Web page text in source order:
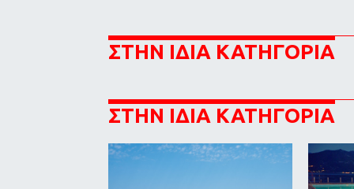
ΣΤΗΝ ΙΔΙΑ ΚΑΤΗΓΟΡΙΑ
ΣΤΗΝ ΙΔΙΑ ΚΑΤΗΓΟΡΙΑ